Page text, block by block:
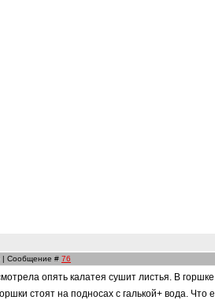
| Сообщение # 76
опять калатея сушит листья. В
стоят на подносах с галькой+ вода.